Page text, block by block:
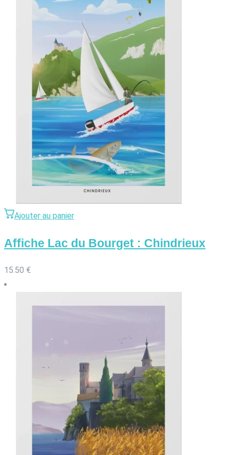
Ajouter au panier
Affiche Lac du Bourget : Chindrieux
15.50 €